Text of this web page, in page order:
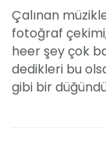
Çalınan
fotoğraf
heer şey çok
dedikleri bu
gibi bir